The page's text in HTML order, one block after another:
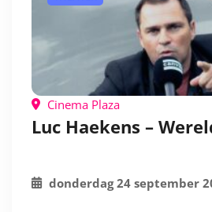
Cinema Plaza
Luc Haekens –
donderdag 24 september